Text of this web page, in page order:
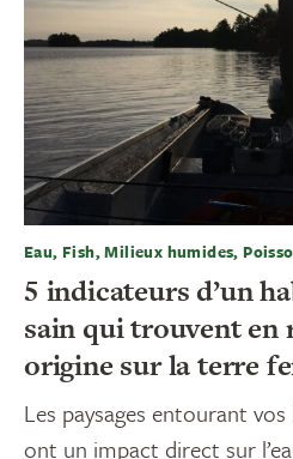
Eau, Fish, Milieux humides,
5 indicateurs d’un
sain qui trouvent en
origine sur la terre
Les paysages entourant
ont un impact direct sur